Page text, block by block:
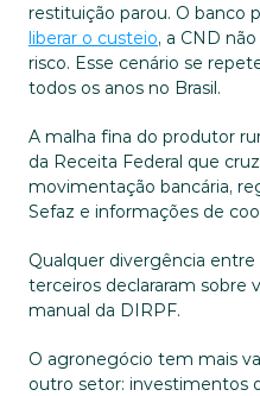
restituição parou. O banco
liberar o custeio, a CND
risco. Esse cenário se
todos os anos no Brasil.
A malha fina do produtor
da Receita Federal que
movimentação bancária,
Sefaz e informações de
Qualquer divergência
terceiros declararam sobre
manual da DIRPF.
O agronegócio tem mais
outro setor: investimentos